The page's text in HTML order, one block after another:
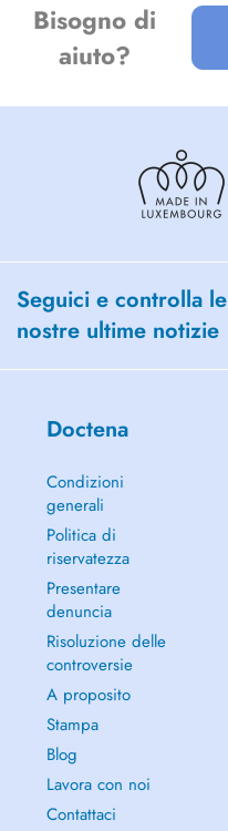
Bisogno di
aiuto?
Seguici e controlla le
nostre ultime notizie
Doctena
Condizioni
generali
Politica di
riservatezza
Presentare
denuncia
Risoluzione delle
controversie
A proposito
Stampa
Blog
Lavora con noi
Contattaci